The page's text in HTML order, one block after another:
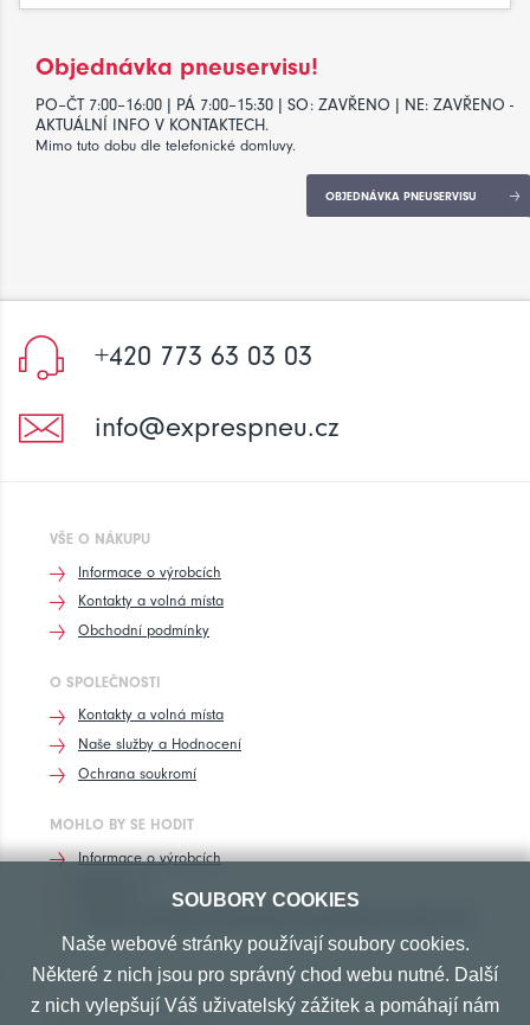
Objednávka pneuservisu!
PO–ČT 7:00–16:00 | PÁ 7:00–15:30 | SO: ZAVŘENO | NE: ZAVŘENO -
AKTUÁLNÍ INFO V KONTAKTECH.
Mimo tuto dobu dle telefonické domluvy.
OBJEDNÁVKA PNEUSERVISU
+420 773 63 03 03
info@exprespneu.cz
VŠE O NÁKUPU
Informace o výrobcích
Kontakty a volná místa
Obchodní podmínky
O SPOLEČNOSTI
Kontakty a volná místa
Naše služby a Hodnocení
Ochrana soukromí
MOHLO BY SE HODIT
Informace o výrobcích
SOUBORY COOKIES
Naše webové stránky používají soubory cookies.
Některé z nich jsou pro správný chod webu nutné. Další
z nich vylepšují Váš uživatelský zážitek a pomáhají nám